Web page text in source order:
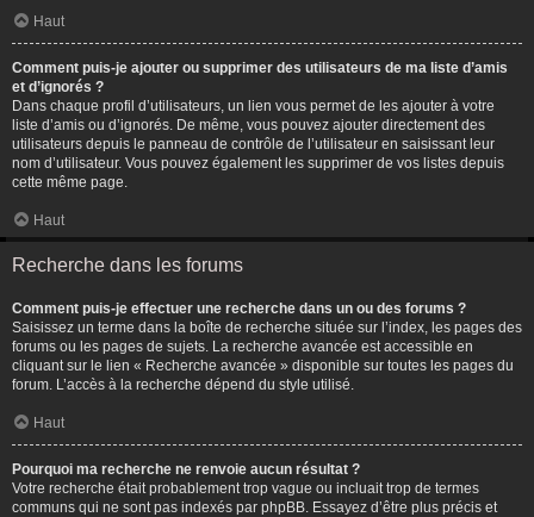
Haut
Comment puis-je ajouter ou supprimer des utilisateurs de ma liste d’amis
et d’ignorés ?
Dans chaque profil d’utilisateurs, un lien vous permet de les ajouter à votre
liste d’amis ou d’ignorés. De même, vous pouvez ajouter directement des
utilisateurs depuis le panneau de contrôle de l’utilisateur en saisissant leur
nom d’utilisateur. Vous pouvez également les supprimer de vos listes depuis
cette même page.
Haut
Recherche dans les forums
Comment puis-je effectuer une recherche dans un ou des forums ?
Saisissez un terme dans la boîte de recherche située sur l’index, les pages des
forums ou les pages de sujets. La recherche avancée est accessible en
cliquant sur le lien « Recherche avancée » disponible sur toutes les pages du
forum. L’accès à la recherche dépend du style utilisé.
Haut
Pourquoi ma recherche ne renvoie aucun résultat ?
Votre recherche était probablement trop vague ou incluait trop de termes
communs qui ne sont pas indexés par phpBB. Essayez d’être plus précis et